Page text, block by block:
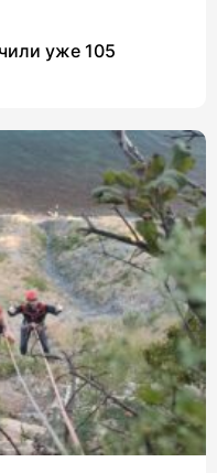
уже 105